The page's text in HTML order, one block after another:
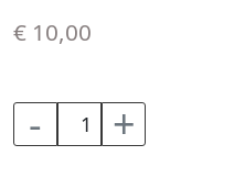
€ 10,00
- +